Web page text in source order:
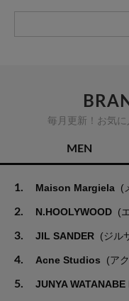
毎月更新！お気
MEN
1. Maison Margiela (
2. N.HOOLYWOOD (
3. JIL SANDER (ジル
4. Acne Studios (ア
5. JUNYA WATANABE